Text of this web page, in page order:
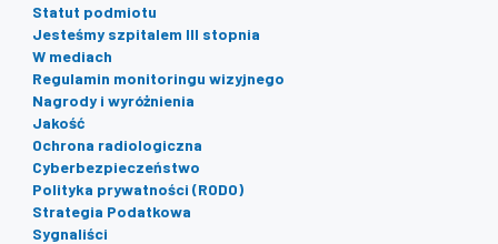
Statut podmiotu
Jesteśmy szpitalem III stopnia
W mediach
Regulamin monitoringu wizyjnego
Nagrody i wyróżnienia
Jakość
Ochrona radiologiczna
Cyberbezpieczeństwo
Polityka prywatności (RODO)
Strategia Podatkowa
Sygnaliści